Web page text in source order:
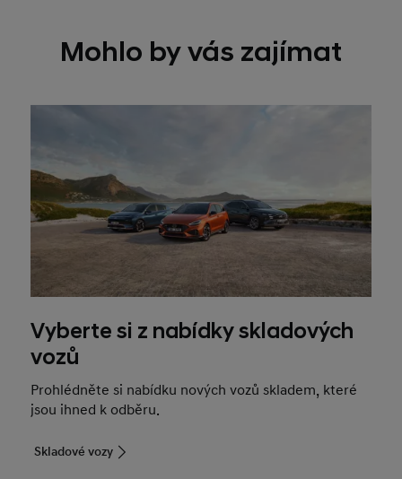
Mohlo by vás zajímat
Vyberte si z nabídky skladových
vozů
Prohlédněte si nabídku nových vozů skladem, které
jsou ihned k odběru.
Skladové vozy